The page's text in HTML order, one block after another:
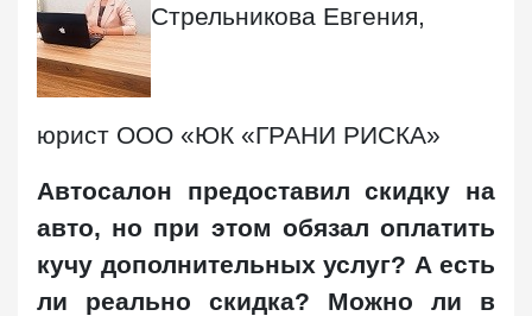
Стрельникова Евгения,
юрист ООО «ЮК «ГРАНИ РИСКА»
Автосалон предоставил скидку на
авто, но при этом обязал оплатить
кучу дополнительных услуг? А есть
ли реально скидка? Можно ли в